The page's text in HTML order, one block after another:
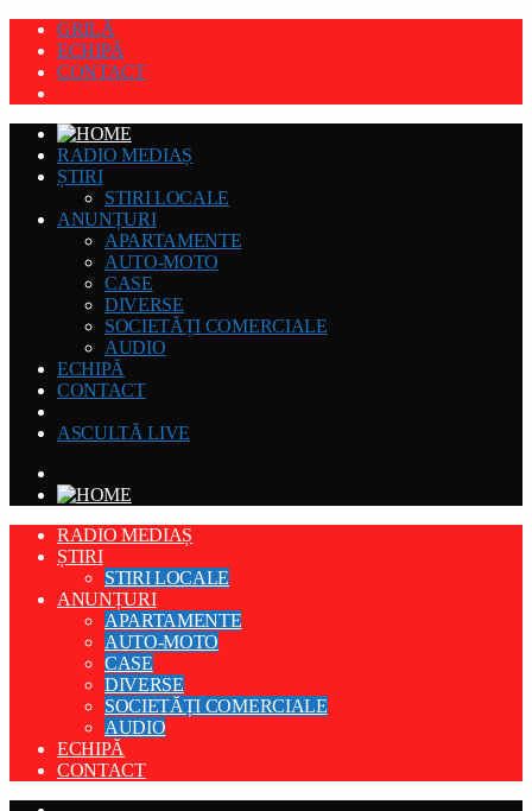
GRILĂ
ECHIPĂ
CONTACT
RADIO MEDIAȘ
ȘTIRI
STIRI LOCALE
ANUNȚURI
APARTAMENTE
AUTO-MOTO
CASE
DIVERSE
SOCIETĂȚI COMERCIALE
AUDIO
ECHIPĂ
CONTACT
ASCULTĂ LIVE
RADIO MEDIAȘ
ȘTIRI
STIRI LOCALE
ANUNȚURI
APARTAMENTE
AUTO-MOTO
CASE
DIVERSE
SOCIETĂȚI COMERCIALE
AUDIO
ECHIPĂ
CONTACT